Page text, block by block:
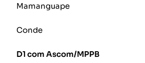
Mamanguape
Conde
D1 com Ascom/MPPB